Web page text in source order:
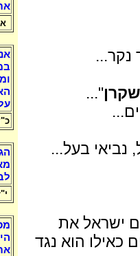
נקר...
שקרן"...
נביאי בעל...
ישראל את
הוא נגד
א'
כ"ד